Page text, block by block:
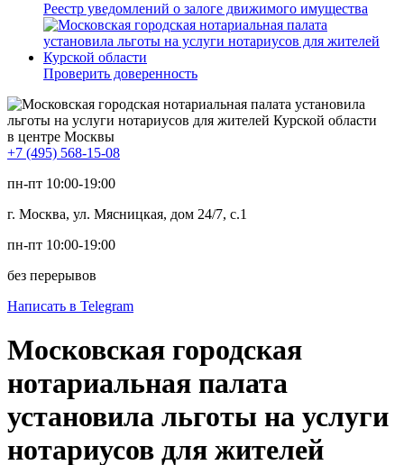
Реестр уведомлений о залоге движимого имущества
Проверить доверенность
в центре Москвы
+7 (495) 568-15-08
пн-пт 10:00-19:00
г. Москва, ул. Мясницкая, дом 24/7, с.1
пн-пт 10:00-19:00
без перерывов
Написать в Telegram
Московская городская
нотариальная палата
установила льготы на услуги
нотариусов для жителей